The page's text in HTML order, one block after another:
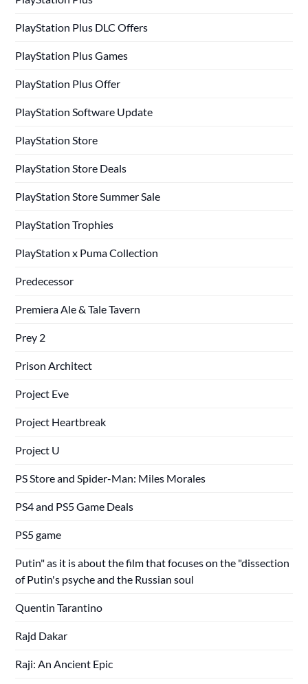
PlayStation Plus DLC Offers
PlayStation Plus Games
PlayStation Plus Offer
PlayStation Software Update
PlayStation Store
PlayStation Store Deals
PlayStation Store Summer Sale
PlayStation Trophies
PlayStation x Puma Collection
Predecessor
Premiera Ale & Tale Tavern
Prey 2
Prison Architect
Project Eve
Project Heartbreak
Project U
PS Store and Spider-Man: Miles Morales
PS4 and PS5 Game Deals
PS5 game
Putin" as it is about the film that focuses on the "dissection
of Putin's psyche and the Russian soul
Quentin Tarantino
Rajd Dakar
Raji: An Ancient Epic